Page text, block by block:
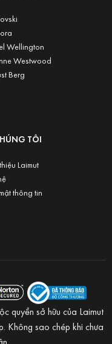
Wellington
Westwood
Berg
TÔI
Laimut
thông tin
quyền sở hữu của Laimut
Không sao chép khi chưa